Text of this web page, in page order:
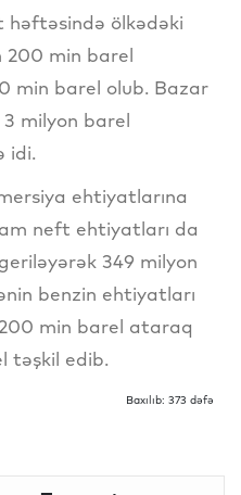
həftəsində ölkədəki
200 min barel
min barel olub. Bazar
milyon barel
idi.
ehtiyatlarına
neft ehtiyatları da
349 milyon
benzin ehtiyatları
min barel ataraq
təşkil edib.
Baxılıb: 373 dəfə